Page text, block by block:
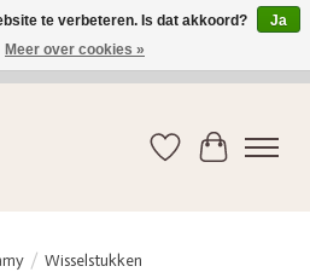
41 82 41 / GRATIS verzending > 75 euro (2
Verlanglijst
/ Wisselstukken
te verbeteren. Is dat akkoord?
Ja
Meer over cookies »